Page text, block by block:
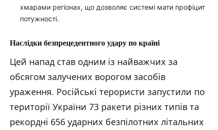
хмарами регіонах, що дозволяє системі мати профіцит
потужності.
Наслідки безпрецедентного удару по країні
Цей напад став одним із найважчих за
обсягом залучених ворогом засобів
ураження. Російські терористи запустили по
території України 73 ракети різних типів та
рекордні 656 ударних безпілотних літальних